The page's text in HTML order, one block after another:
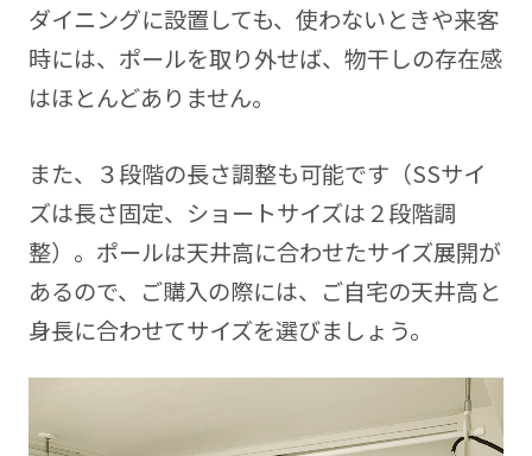
ダイニングに設置しても、使わないときや来客
時には、ポールを取り外せば、物干しの存在感
はほとんどありません。
また、３段階の長さ調整も可能です（SSサイ
ズは長さ固定、ショートサイズは２段階調
整）。ポールは天井高に合わせたサイズ展開が
あるので、ご購入の際には、ご自宅の天井高と
身長に合わせてサイズを選びましょう。